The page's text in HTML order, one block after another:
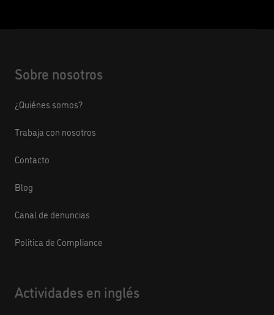
Sobre nosotros
¿Quiénes somos?
Trabaja con nosotros
Contacto
Blog
Canal de denuncias
Politica de Compliance
Actividades en inglés